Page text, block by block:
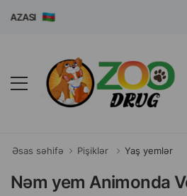
Əsas səhifə Pişiklər Yaş yemlər
Nəm yem Animonda